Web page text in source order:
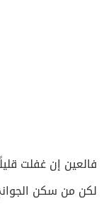
فالعين إن غفلت
لكن من سكن